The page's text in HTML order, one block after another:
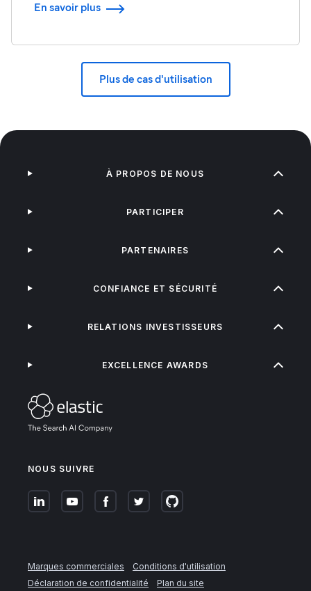
En savoir plus
Plus de cas d'utilisation
NOUS SUIVRE
À PROPOS DE NOUS
PARTICIPER
PARTENAIRES
CONFIANCE ET SÉCURITÉ
RELATIONS INVESTISSEURS
EXCELLENCE AWARDS
Marques commerciales
Conditions d'utilisation
Déclaration de confidentialité
Plan du site